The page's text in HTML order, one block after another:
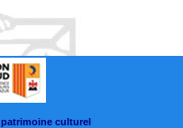
patrimoine culturel